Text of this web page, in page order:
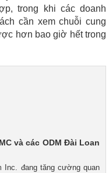
trong khi các doanh
cần xem chuỗi cung
hơn bao giờ hết trong
và các ODM Đài Loan
Inc. đang tăng cường quan